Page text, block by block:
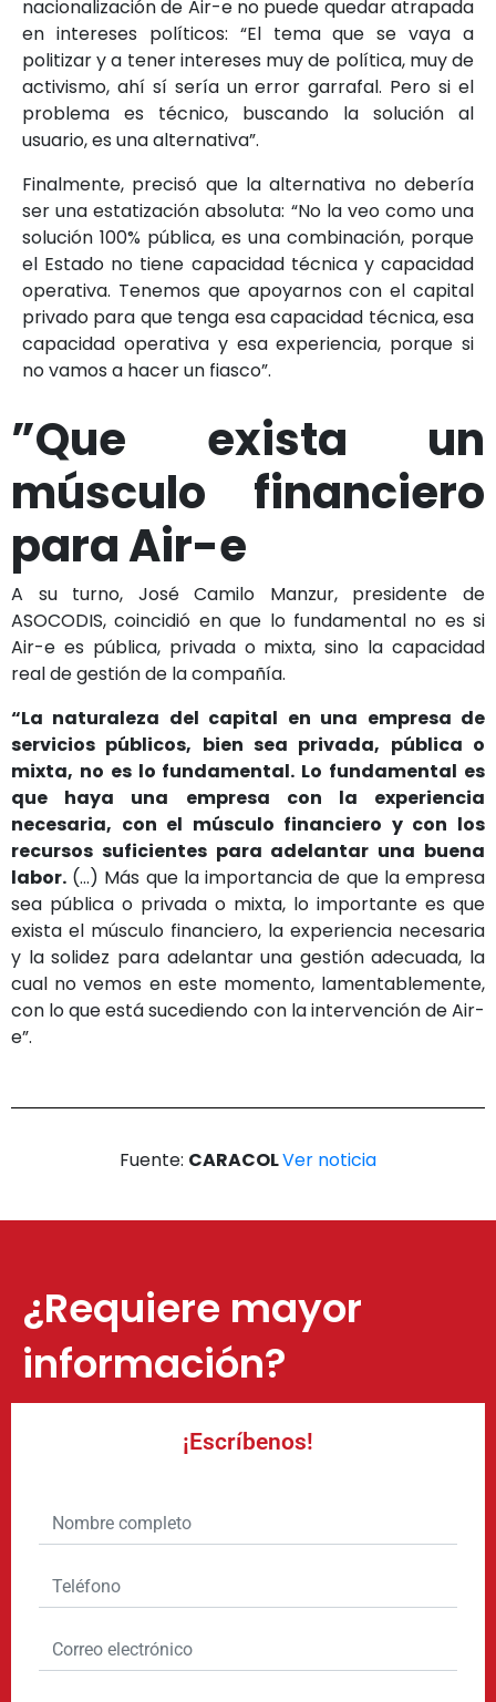
nacionalización de Air-e no puede quedar atrapada
en intereses políticos: “El tema que se vaya a
politizar y a tener intereses muy de política, muy de
activismo, ahí sí sería un error garrafal. Pero si el
problema es técnico, buscando la solución al
usuario, es una alternativa”.
Finalmente, precisó que la alternativa no debería
ser una estatización absoluta: “No la veo como una
solución 100% pública, es una combinación, porque
el Estado no tiene capacidad técnica y capacidad
operativa. Tenemos que apoyarnos con el capital
privado para que tenga esa capacidad técnica, esa
capacidad operativa y esa experiencia, porque si
no vamos a hacer un fiasco”.
”Que exista un
músculo financiero
para Air-e
A su turno, José Camilo Manzur, presidente de
ASOCODIS, coincidió en que lo fundamental no es si
Air-e es pública, privada o mixta, sino la capacidad
real de gestión de la compañía.
“La naturaleza del capital en una empresa de
servicios públicos, bien sea privada, pública o
mixta, no es lo fundamental. Lo fundamental es
que haya una empresa con la experiencia
necesaria, con el músculo financiero y con los
recursos suficientes para adelantar una buena
labor. (…) Más que la importancia de que la empresa
sea pública o privada o mixta, lo importante es que
exista el músculo financiero, la experiencia necesaria
y la solidez para adelantar una gestión adecuada, la
cual no vemos en este momento, lamentablemente,
con lo que está sucediendo con la intervención de Air-
e”.
Fuente: CARACOLVer noticia
¿Requiere mayor
información?
¡Escríbenos!